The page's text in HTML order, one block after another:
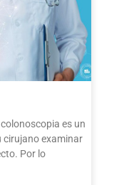
es un
cirujano examinar
Por lo